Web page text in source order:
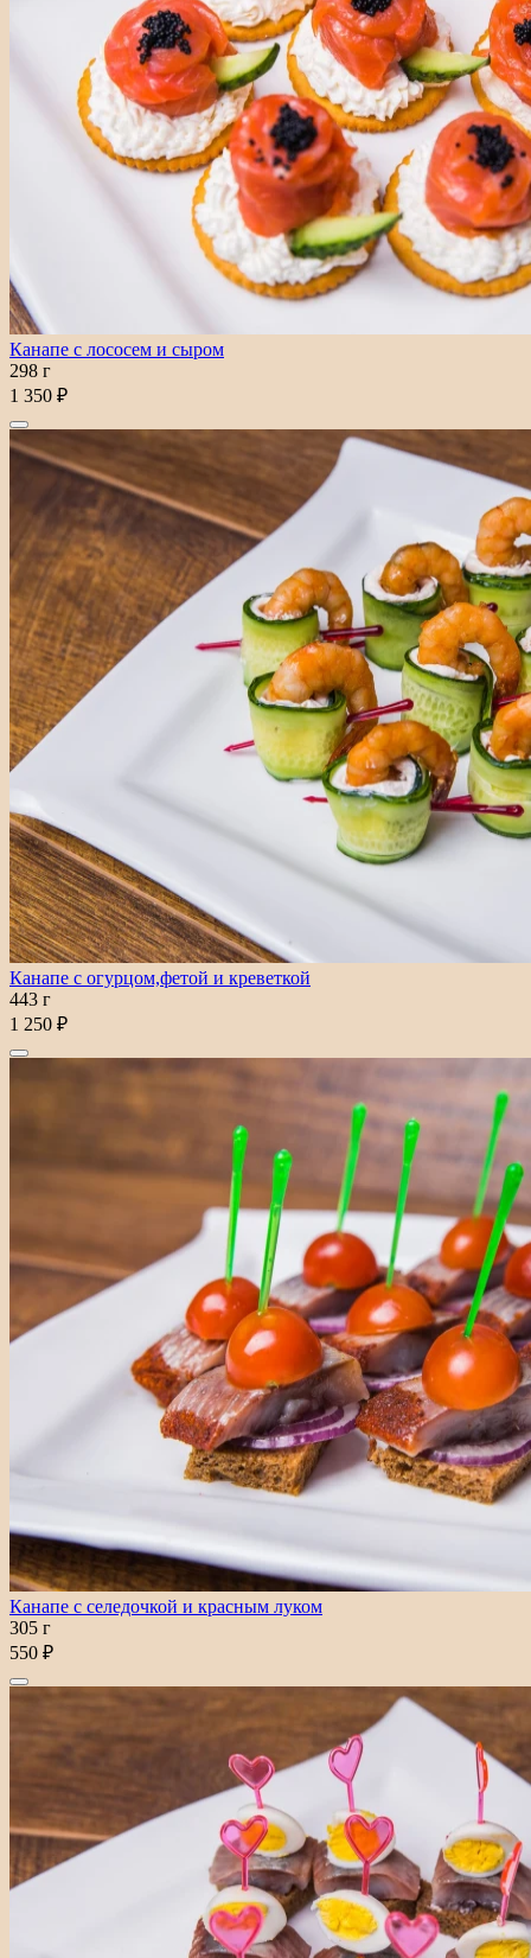
Канапе с лососем и сыром
298 г
1 350 ₽
Канапе с огурцом,фетой и креветкой
443 г
1 250 ₽
Канапе с селедочкой и красным луком
305 г
550 ₽